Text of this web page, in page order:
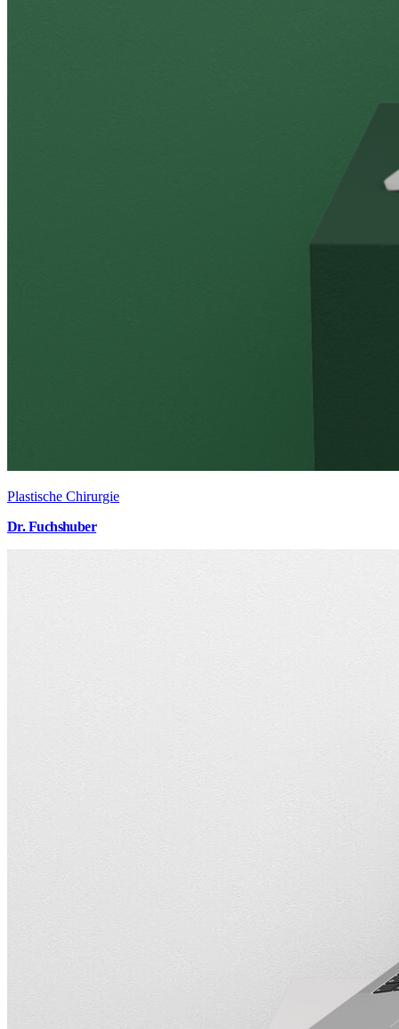
Plastische Chirurgie
Dr. Fuchshuber